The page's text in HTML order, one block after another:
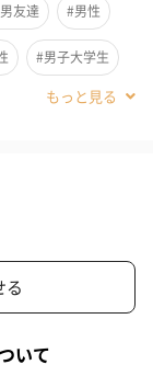
ながらしっかり
にご使用いただ
友達 #男性
#男子大学生
#親戚男性
る
いて